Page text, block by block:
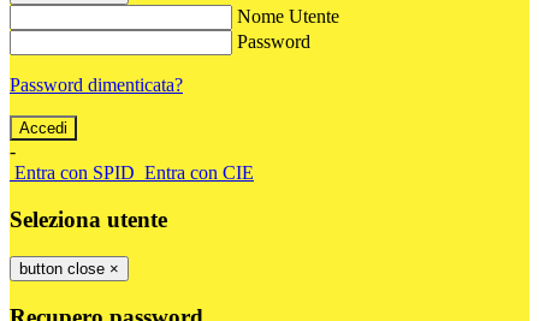
Nome Utente
Password
Password dimenticata?
-
Entra con SPID Entra con CIE
Seleziona utente
button close ×